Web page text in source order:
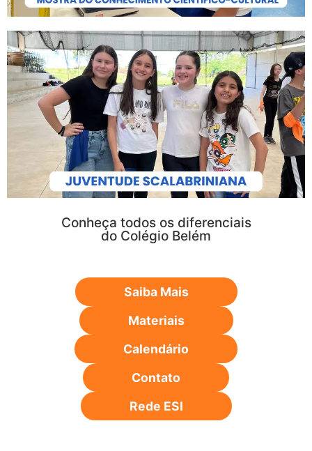
Conheça todos os diferenciais
do Colégio Belém
Saiba Mais
Materiais
Calendário
Contato
Rede ESI